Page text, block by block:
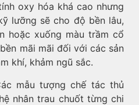
oxy hóa khá cao nhưng
lưỡng sẽ cho độ bền lâu,
hoặc xuống màu trầm cổ
mãi mãi đối với các sản
khí, khảm ngũ sắc.
mẫu tượng chế tác thủ
nhân trau chuốt từng chi